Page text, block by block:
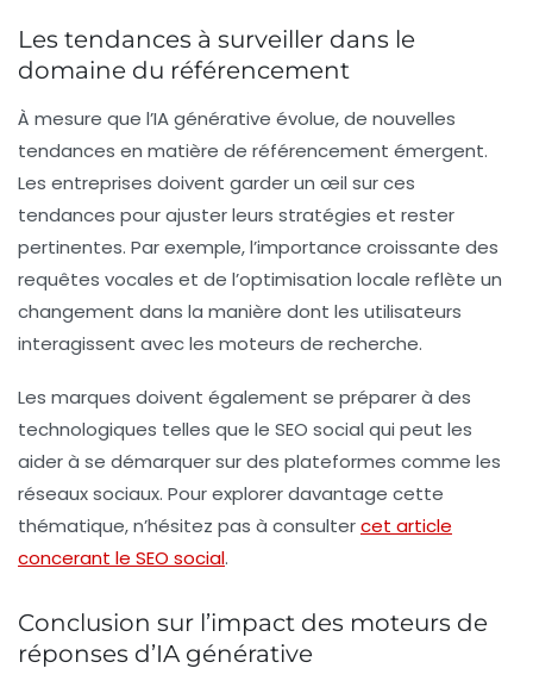
Les tendances à surveiller dans le
domaine du référencement
À mesure que l’IA générative évolue, de nouvelles
tendances en matière de référencement émergent.
Les entreprises doivent garder un œil sur ces
tendances pour ajuster leurs stratégies et rester
pertinentes. Par exemple, l’importance croissante des
requêtes vocales et de l’optimisation locale reflète un
changement dans la manière dont les utilisateurs
interagissent avec les moteurs de recherche.
Les marques doivent également se préparer à des
technologiques telles que le SEO social qui peut les
aider à se démarquer sur des plateformes comme les
réseaux sociaux. Pour explorer davantage cette
thématique, n’hésitez pas à consultercet article
concerant le SEO social.
Conclusion sur l’impact des moteurs de
réponses d’IA générative